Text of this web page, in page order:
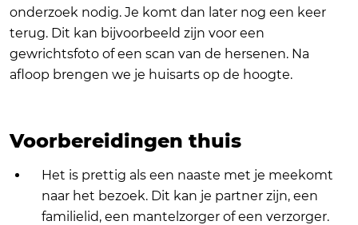
onderzoek nodig. Je komt dan later nog een keer
terug. Dit kan bijvoorbeeld zijn voor een
gewrichtsfoto of een scan van de hersenen. Na
afloop brengen we je huisarts op de hoogte.
Voorbereidingen thuis
Het is prettig als een naaste met je meekomt
naar het bezoek. Dit kan je partner zijn, een
familielid, een mantelzorger of een verzorger.